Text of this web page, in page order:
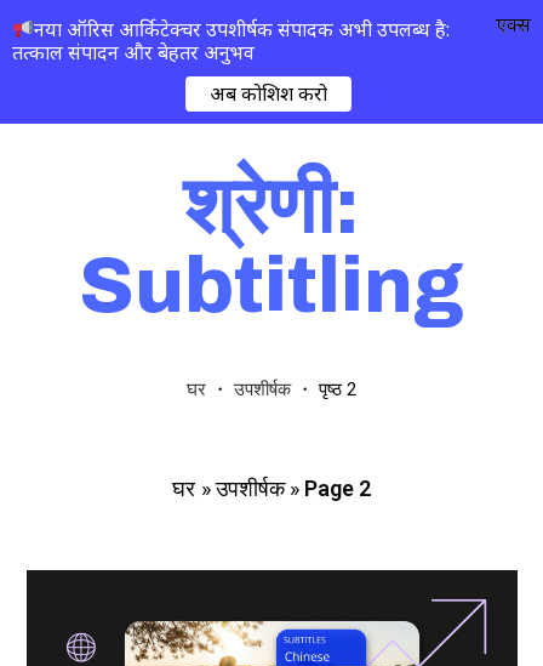
श्रेणी:
Subtitling
घर ・उपशीर्षक・पृष्ठ 2
घर »उपशीर्षक » Page 2
नया ऑरिस आर्किटेक्चर उपशीर्षक संपादक अभी उपलब्ध है:
तत्काल संपादन और बेहतर अनुभव
अब कोशिश करो
एक्स